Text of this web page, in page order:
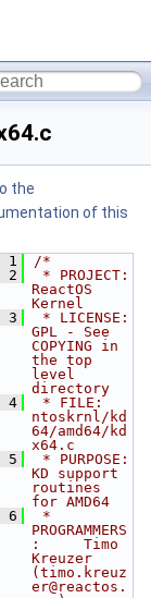
the
of this
1
/*
2
* PROJECT:
ReactOS
Kernel
3
* LICENSE:
GPL - See
COPYING in
the top
level
directory
4
* FILE:
ntoskrnl/kd
64/amd64/kd
x64.c
5
* PURPOSE:
KD support
routines
for AMD64
6
*
PROGRAMMERS
:     Timo
Kreuzer
(timo.kreuz
er@reactos.